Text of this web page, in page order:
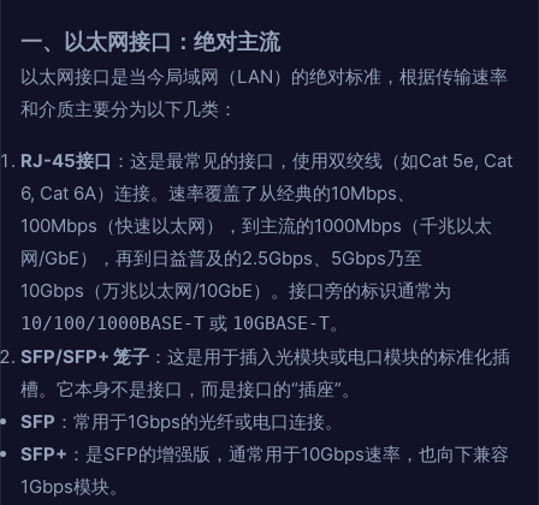
一、以太网接口：绝对主流
以太网接口是当今局域网（LAN）的绝对标准，根据传输速率
和介质主要分为以下几类：
RJ-45接口 ：这是最常见的接口，使用双绞线（如Cat 5e, Cat
6, Cat 6A）连接。速率覆盖了从经典的10Mbps、
100Mbps（快速以太网），到主流的1000Mbps（千兆以太
网/GbE），再到日益普及的2.5Gbps、5Gbps乃至
10Gbps（万兆以太网/10GbE）。接口旁的标识通常为
10/100/1000BASE-T 或 10GBASE-T。
SFP/SFP+ 笼子 ：这是用于插入光模块或电口模块的标准化插
槽。它本身不是接口，而是接口的“插座”。
SFP ：常用于1Gbps的光纤或电口连接。
SFP+ ：是SFP的增强版，通常用于10Gbps速率，也向下兼容
1Gbps模块。